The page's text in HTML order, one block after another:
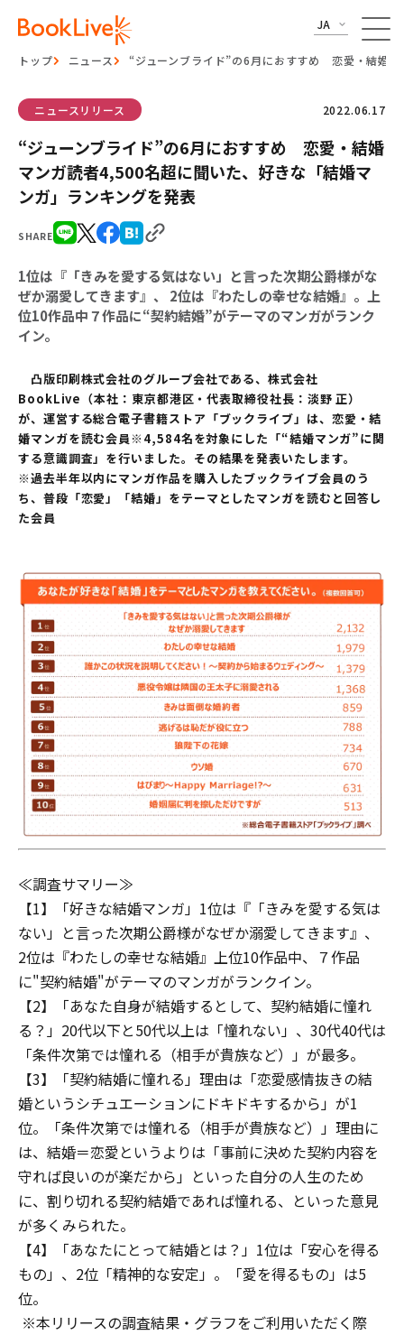
JA
トップ ニュース “ジューンブライド”の6月におすすめ 恋愛・結婚
SHARE
ニュースリリース 2022.06.17
“ジューンブライド”の6月におすすめ 恋愛・結婚
マンガ読者4,500名超に聞いた、好きな「結婚マ
ンガ」ランキングを発表
1位は『「きみを愛する気はない」と言った次期公爵様がな
ぜか溺愛してきます』、 2位は『わたしの幸せな結婚』。上
位10作品中７作品に“契約結婚”がテーマのマンガがランク
イン。
凸版印刷株式会社のグループ会社である、株式会社
BookLive（本社：東京都港区・代表取締役社長：淡野 正）
が、運営する総合電子書籍ストア「ブックライブ」は、恋愛・結
婚マンガを読む会員※4,584名を対象にした「“結婚マンガ”に関
する意識調査」を行いました。その結果を発表いたします。
※過去半年以内にマンガ作品を購入したブックライブ会員のう
ち、普段「恋愛」「結婚」をテーマとしたマンガを読むと回答し
た会員
≪調査サマリー≫
【1】「好きな結婚マンガ」1位は『「きみを愛する気は
ない」と言った次期公爵様がなぜか溺愛してきます』、
2位は『わたしの幸せな結婚』上位10作品中、７作品
に"契約結婚"がテーマのマンガがランクイン。
【2】「あなた自身が結婚するとして、契約結婚に憧れ
る？」20代以下と50代以上は「憧れない」、30代40代は
「条件次第では憧れる（相手が貴族など）」が最多。
【3】「契約結婚に憧れる」理由は「恋愛感情抜きの結
婚というシチュエーションにドキドキするから」が1
位。「条件次第では憧れる（相手が貴族など）」理由に
は、結婚＝恋愛というよりは「事前に決めた契約内容を
守れば良いのが楽だから」といった自分の人生のため
に、割り切れる契約結婚であれば憧れる、といった意見
が多くみられた。
【4】「あなたにとって結婚とは？」1位は「安心を得る
もの」、2位「精神的な安定」。「愛を得るもの」は5
位。
※本リリースの調査結果・グラフをご利用いただく際